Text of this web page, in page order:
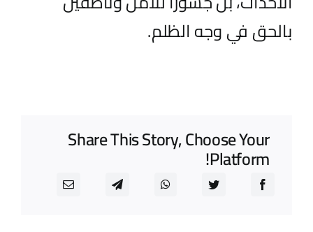
بالحق في وجه الظلم.
Share This Story, Choose Your
Platform!